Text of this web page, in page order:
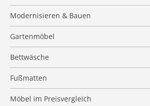
Modernisieren & Bauen
Gartenmöbel
Bettwäsche
Fußmatten
Möbel im Preisvergleich